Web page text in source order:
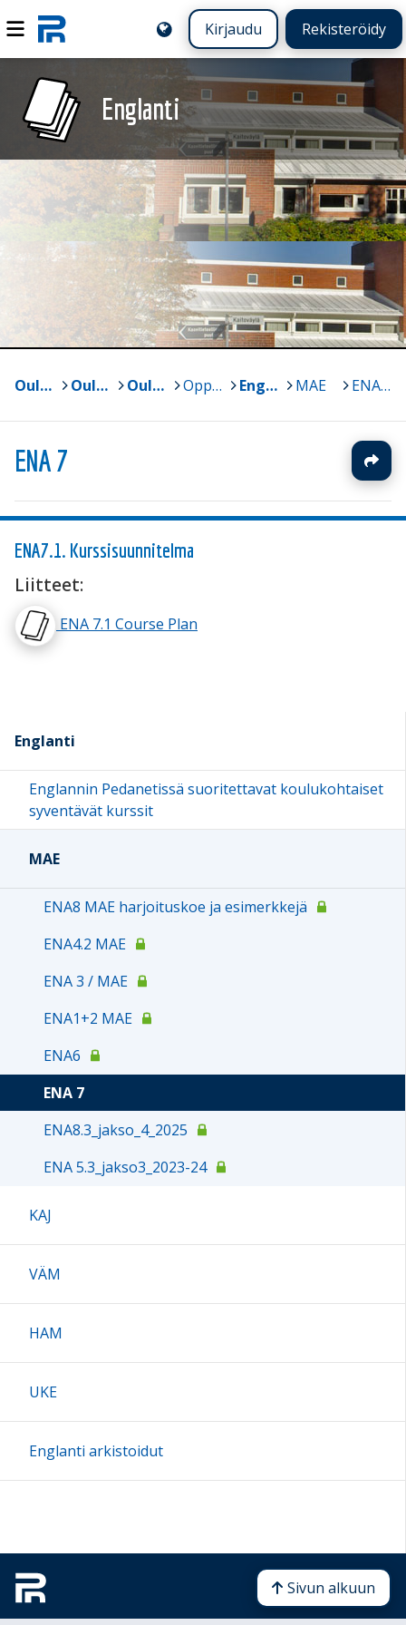
Kirjaudu Rekisteröidy
Englanti
Oulun yliopisto Oulun normaalikoulun lukio ja perusasteen vs. 7-9 Oulun normaalikoulun lukio Oppiaineet Englanti MAE ENA 7
ENA 7
ENA7.1. Kurssisuunnitelma
Liitteet:
ENA 7.1 Course Plan
Englanti
Englannin Pedanetissä suoritettavat koulukohtaiset
syventävät kurssit
MAE
ENA8 MAE harjoituskoe ja esimerkkejä
ENA4.2 MAE
ENA 3 / MAE
ENA1+2 MAE
ENA6
ENA 7
ENA8.3_jakso_4_2025
ENA 5.3_jakso3_2023-24
KAJ
VÄM
HAM
UKE
Englanti arkistoidut
Sivun alkuun